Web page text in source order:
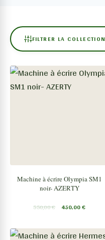
FILTRER LA COLLECTION
Machine à écrire Olympia SM1
noir- AZERTY
550,00€ 450,00€